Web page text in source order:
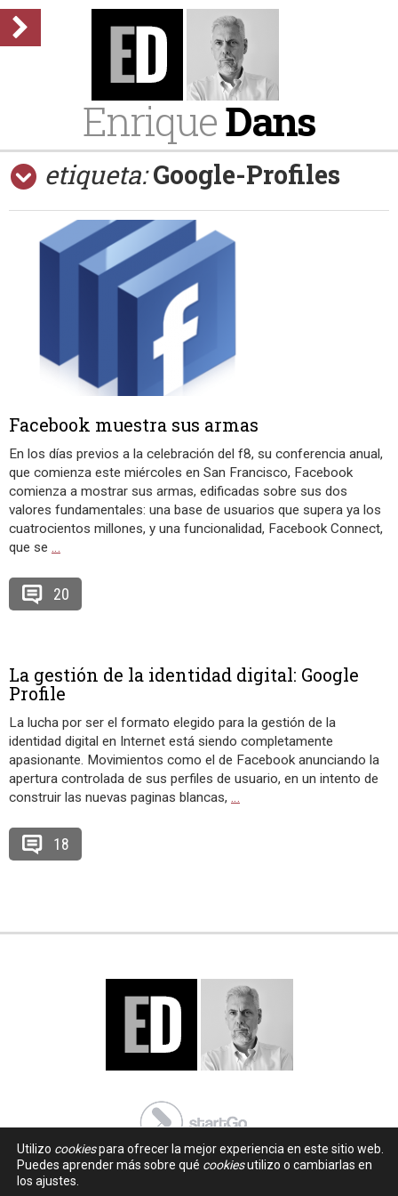
EnriqueDans
etiqueta: Google-Profiles
Facebook muestra sus armas
En los días previos a la celebración del f8, su conferencia anual,
que comienza este miércoles en San Francisco, Facebook
comienza a mostrar sus armas, edificadas sobre sus dos
valores fundamentales: una base de usuarios que supera ya los
cuatrocientos millones, y una funcionalidad, Facebook Connect,
que se …
20
La gestión de la identidad digital: Google
Profile
La lucha por ser el formato elegido para la gestión de la
identidad digital en Internet está siendo completamente
apasionante. Movimientos como el de Facebook anunciando la
apertura controlada de sus perfiles de usuario, en un intento de
construir las nuevas paginas blancas, …
18
Utilizo cookiespara ofrecer la mejor experiencia en este sitio web.
Puedes aprender más sobre qué cookiesutilizo o cambiarlas en
los ajustes.